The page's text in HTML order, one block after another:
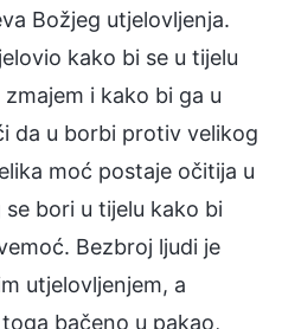
Božjeg utjelovljenja.
kako bi se u tijelu
i kako bi ga u
da u borbi protiv velikog
moć postaje očitija u
bori u tijelu kako bi
Bezbroj ljudi je
utjelovljenjem, a
bačeno u pakao,